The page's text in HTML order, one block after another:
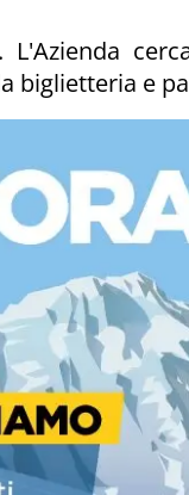
L'Azienda
biglietteria e